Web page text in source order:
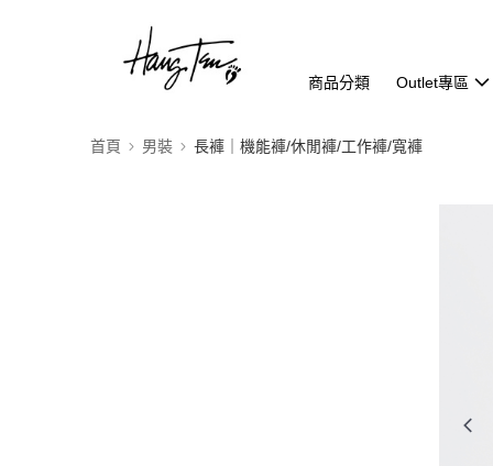
商品分類 Outlet專區
首頁 男裝 長褲｜機能褲/休閒褲/工作褲/寬褲